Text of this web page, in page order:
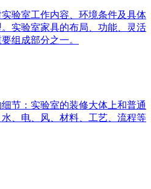
验室工作内容、环境条件及具体
实验室家具的布局、功能、灵活
组成部分之一。
节：实验室的装修大体上和普通
、电、风、材料、工艺、流程等